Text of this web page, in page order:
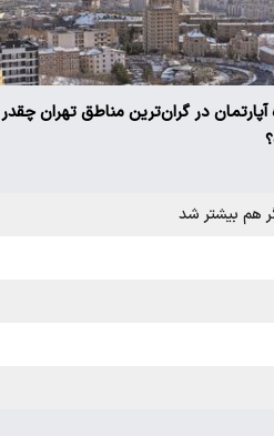
آپارتمان در گران‌ترین مناطق تهران چقدر
هم بیشتر شد